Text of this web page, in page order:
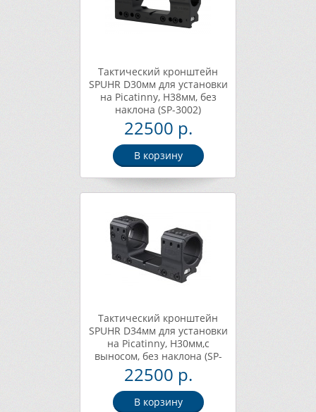
Тактический кронштейн
SPUHR D30мм для установки
на Picatinny, H38мм, без
наклона (SP-3002)
22500 р.
В корзину
Тактический кронштейн
SPUHR D34мм для установки
на Picatinny, H30мм,c
выносом, без наклона (SP-
4001)
22500 р.
В корзину